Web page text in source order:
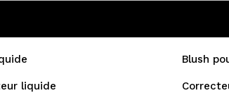
Blush
liquide